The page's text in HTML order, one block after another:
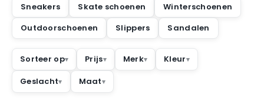
Sneakers Skate schoenen
Winterschoenen
Outdoorschoenen
Slippers Sandalen
Sorteer op Prijs Merk
Kleur
Geslacht
Maat